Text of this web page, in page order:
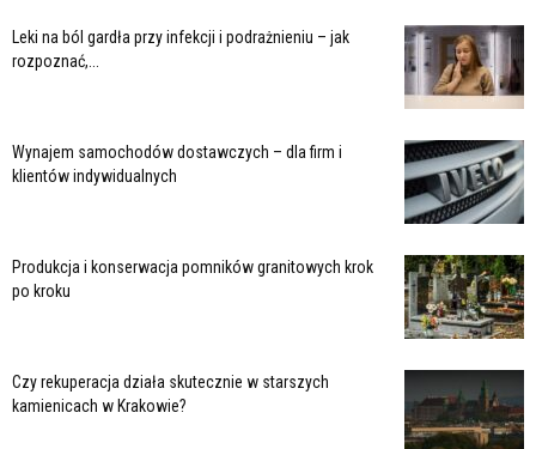
Leki na ból gardła przy infekcji i podrażnieniu – jak
rozpoznać,...
Wynajem samochodów dostawczych – dla firm i
klientów indywidualnych
Produkcja i konserwacja pomników granitowych krok
po kroku
Czy rekuperacja działa skutecznie w starszych
kamienicach w Krakowie?